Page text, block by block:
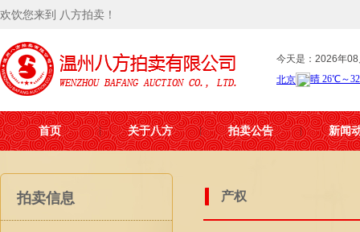
欢饮您来到 八方拍卖！
今天是：2026年
首页 关于八方 拍卖公告 新闻
拍卖信息 产权